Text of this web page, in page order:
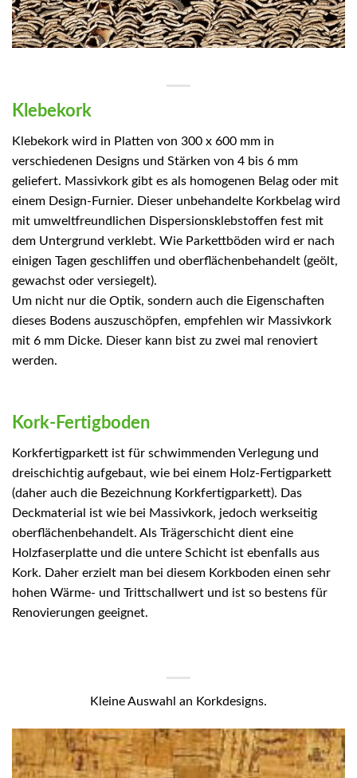
Klebekork
Klebekork wird in Platten von 300 x 600 mm in
verschiedenen Designs und Stärken von 4 bis 6 mm
geliefert. Massivkork gibt es als homogenen Belag oder mit
einem Design-Furnier. Dieser unbehandelte Korkbelag wird
mit umweltfreundlichen Dispersionsklebstoffen fest mit
dem Untergrund verklebt. Wie Parkettböden wird er nach
einigen Tagen geschliffen und oberflächenbehandelt (geölt,
gewachst oder versiegelt).
Um nicht nur die Optik, sondern auch die Eigenschaften
dieses Bodens auszuschöpfen, empfehlen wir Massivkork
mit 6 mm Dicke. Dieser kann bist zu zwei mal renoviert
werden.
Kork-Fertigboden
Korkfertigparkett ist für schwimmenden Verlegung und
dreischichtig aufgebaut, wie bei einem Holz-Fertigparkett
(daher auch die Bezeichnung Korkfertigparkett). Das
Deckmaterial ist wie bei Massivkork, jedoch werkseitig
oberflächenbehandelt. Als Trägerschicht dient eine
Holzfaserplatte und die untere Schicht ist ebenfalls aus
Kork. Daher erzielt man bei diesem Korkboden einen sehr
hohen Wärme- und Trittschallwert und ist so bestens für
Renovierungen geeignet.
Kleine Auswahl an Korkdesigns.